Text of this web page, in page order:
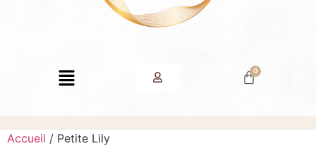
Accueil / Petite Lily